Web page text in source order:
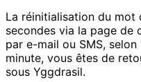
La réinitialisation du mot
secondes via la page de
par e-mail ou SMS,
minute, vous êtes de
sous Yggdrasil.